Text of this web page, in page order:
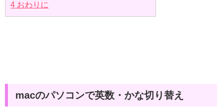
4 おわりに
macのパソコンで英数・かな切り替え